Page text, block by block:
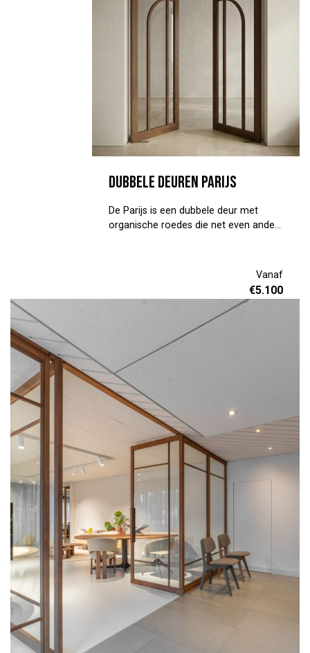
de afmetingen door. We gaan uit van
Noteer ze in de aanvraag. Kom ook
Dubbele deuren Parijs
De Parijs is een dubbele deur met
organische roedes die net even anders
in een ruimte, of het nu gaat om een
afmeting, het patroon en de kleur. Wij
maken hem op maat in onze eigen
werkplaats. Heb je specifieke wensen?
Laat het ons weten, want er is meer
mogelijk dan je misschien denkt. Vraag
vrijblijvend een offerte aan en vermeld
het model én de afmetingen. Dan
ontvang je binnen 2 werkdagen een
voorstel. Of kom langs in onze
toonkamers. We denken graag met je
Vanaf
€5.100